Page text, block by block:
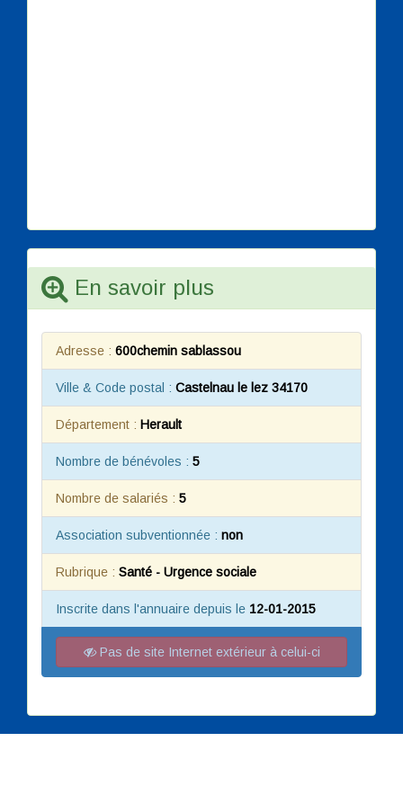
En savoir plus
Adresse : 600chemin sablassou
Ville & Code postal : Castelnau le lez 34170
Département : Herault
Nombre de bénévoles : 5
Nombre de salariés : 5
Association subventionnée : non
Rubrique : Santé - Urgence sociale
Inscrite dans l'annuaire depuis le 12-01-2015
Pas de site Internet extérieur à celui-ci